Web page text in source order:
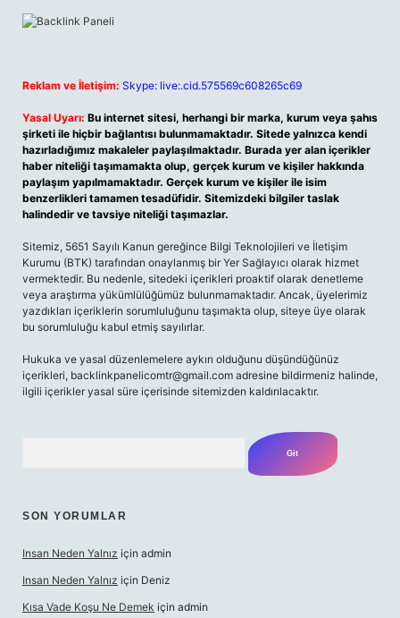
Reklam ve İletişim: Skype: live:.cid.575569c608265c69
Yasal Uyarı: Bu internet sitesi, herhangi bir marka, kurum veya şahıs
şirketi ile hiçbir bağlantısı bulunmamaktadır. Sitede yalnızca kendi
hazırladığımız makaleler paylaşılmaktadır. Burada yer alan içerikler
haber niteliği taşımamakta olup, gerçek kurum ve kişiler hakkında
paylaşım yapılmamaktadır. Gerçek kurum ve kişiler ile isim
benzerlikleri tamamen tesadüfidir. Sitemizdeki bilgiler taslak
halindedir ve tavsiye niteliği taşımazlar.
Sitemiz, 5651 Sayılı Kanun gereğince Bilgi Teknolojileri ve İletişim
Kurumu (BTK) tarafından onaylanmış bir Yer Sağlayıcı olarak hizmet
vermektedir. Bu nedenle, sitedeki içerikleri proaktif olarak denetleme
veya araştırma yükümlülüğümüz bulunmamaktadır. Ancak, üyelerimiz
yazdıkları içeriklerin sorumluluğunu taşımakta olup, siteye üye olarak
bu sorumluluğu kabul etmiş sayılırlar.
Hukuka ve yasal düzenlemelere aykırı olduğunu düşündüğünüz
içerikleri, backlinkpanelicomtr@gmail.com adresine bildirmeniz halinde,
ilgili içerikler yasal süre içerisinde sitemizden kaldırılacaktır.
SON YORUMLAR
Insan Neden Yalnız için admin
Insan Neden Yalnız için Deniz
Kısa Vade Koşu Ne Demek için admin